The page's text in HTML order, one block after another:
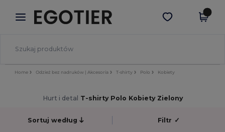
× Aplikacja Egotier
Lepsze ceny w aplikacji!
Pobierz app
Home Odzież bez nadruków | Akcesoria T-shirty Polo Kobiety
Hurt i detal T-shirty Polo Kobiety Zielony
Sortuj według Filtr ✓